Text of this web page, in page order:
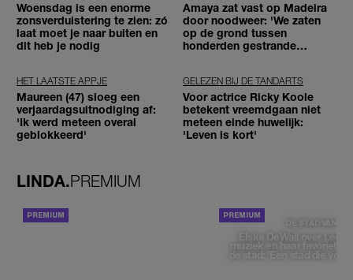
Woensdag is een enorme
zonsverduistering te zien: zó
laat moet je naar buiten en
dit heb je nodig
Amaya zat vast op Madeira
door noodweer: 'We zaten
op de grond tussen
honderden gestrande
HET LAATSTE APPJE
Maureen (47) sloeg een
verjaardagsuitnodiging af:
'Ik werd meteen overal
geblokkeerd'
GELEZEN BIJ DE TANDARTS
Voor actrice Ricky Koole
betekent vreemdgaan niet
meteen einde huwelijk:
'Leven is kort'
LINDA.PREMIUM
DE STAD VAN
Elske DeWall over
muziek en haar favoriete
de stad: 'Een stad die